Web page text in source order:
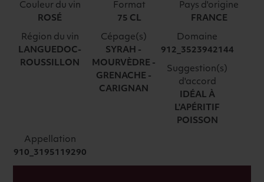
COLLIOURE
MAISON
CAZES
Couleur du vin
ROSÉ
Format
75 CL
Pays d'origine
FRANCE
Région du vin
LANGUEDOC-
ROUSSILLON
Cépage(s)
SYRAH -
MOURVÈDRE -
GRENACHE -
CARIGNAN
Domaine
912_3523942144
Suggestion(s)
d'accord
IDÉAL À
L'APÉRITIF
POISSON
Appellation
910_3195119290